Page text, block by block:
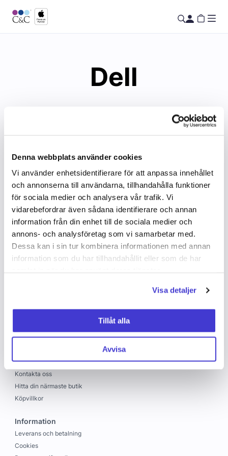
Denna webbplats använder cookies
Vi använder enhetsidentifierare för att anpassa innehållet
och annonserna till användarna, tillhandahålla funktioner
för sociala medier och analysera vår trafik. Vi
vidarebefordrar även sådana identifierare och annan
information från din enhet till de sociala medier och
annons- och analysföretag som vi samarbetar med.
Dessa kan i sin tur kombinera informationen med annan
information som du har tillhandahållit eller som de har
Visa detaljer
Tillåt alla
Avvisa
Dell
Vendre
C&C
Jobba hos oss
Kontakta oss
Hitta din närmaste butik
Köpvillkor
Information
Leverans och betalning
Cookies